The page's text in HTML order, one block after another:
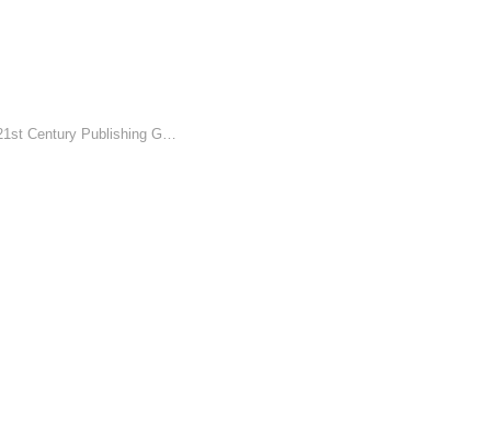
在困境中学会长大‖子淇哥哥--影响孩子一生的励志故事晓玲叮当编著二十一世纪出版社集团21st Century Publishing Group作者简介:儿童文学作家被誉为童话女皇"魔法姐姐"。出版了"淘皮鼠系列童话”“非常成长书""小飞仙美德图画书”等系列作品五十余部，累计...